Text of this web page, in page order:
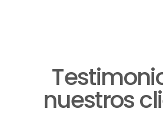
nuestros